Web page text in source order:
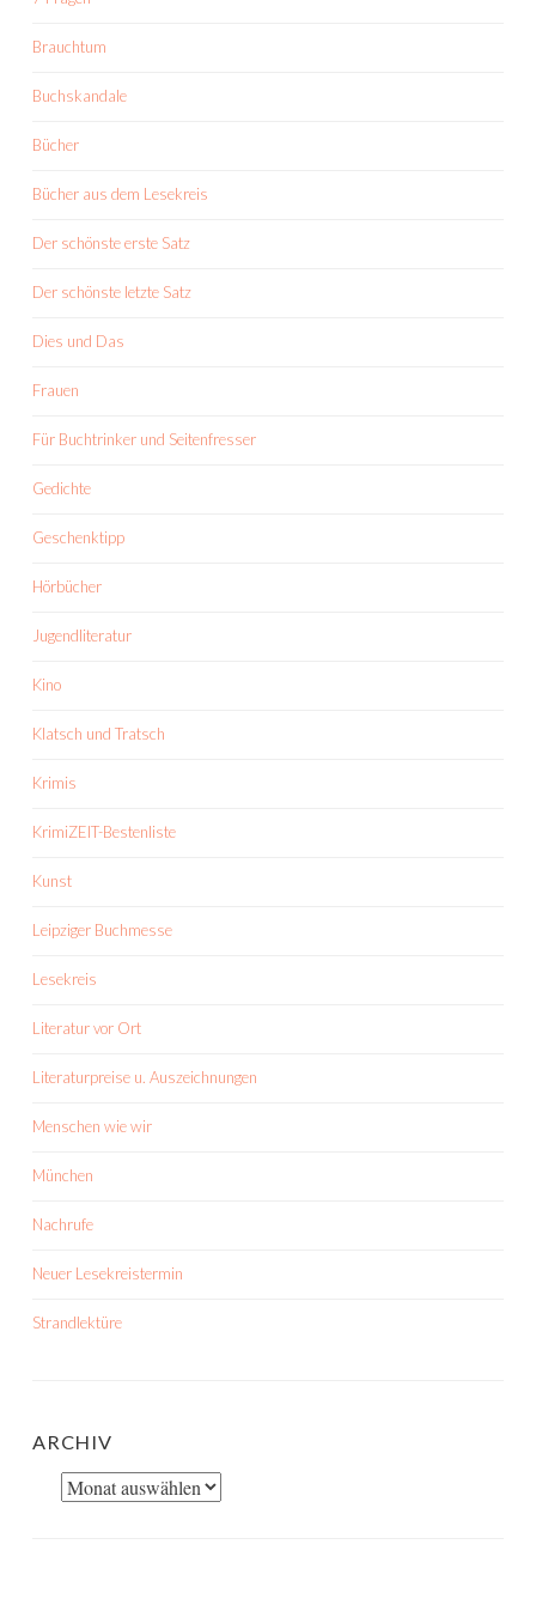
Brauchtum
Buchskandale
Bücher
Bücher aus dem Lesekreis
Der schönste erste Satz
Der schönste letzte Satz
Dies und Das
Frauen
Für Buchtrinker und Seitenfresser
Gedichte
Geschenktipp
Hörbücher
Jugendliteratur
Kino
Klatsch und Tratsch
Krimis
KrimiZEIT-Bestenliste
Kunst
Leipziger Buchmesse
Lesekreis
Literatur vor Ort
Literaturpreise u. Auszeichnungen
Menschen wie wir
München
Nachrufe
Neuer Lesekreistermin
Strandlektüre
ARCHIV
Archiv